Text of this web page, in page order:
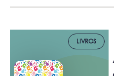
LIVROS